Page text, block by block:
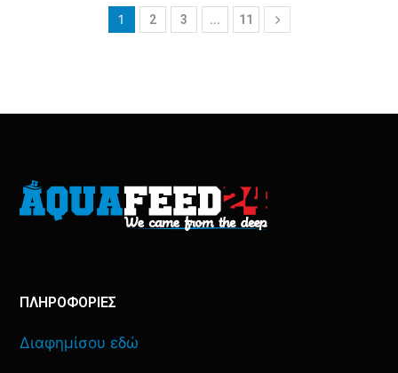
1 2 3 … 11
ΠΛΗΡΟΦΟΡΙΕΣ
Διαφημίσου εδώ